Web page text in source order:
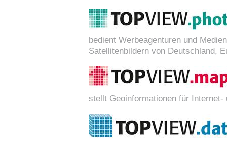
bedient Werbeagenturen und
Satellitenbildern von Deutschland,
stellt Geoinformationen für Internet-